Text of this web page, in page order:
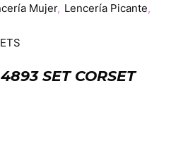
Mujer, Lencería Picante,
SET CORSET